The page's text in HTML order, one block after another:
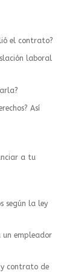
el contrato?
laboral
Así
a tu
según la ley
un empleador
y contrato de